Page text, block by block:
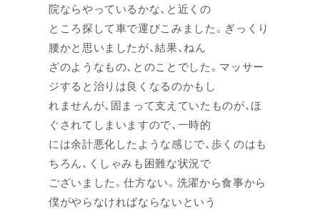
院ならやっているかな、と近くの
ところ探して車で運びこみました。ぎっくり
腰かと思いましたが、結果、ねん
ざのようなもの、とのことでした。マッサー
ジすると治りは良くなるのかもし
れませんが、固まって支えていたものが、ほ
ぐされてしまいますので、一時的
には余計悪化したような感じで、歩くのはも
ちろん、くしゃみも困難な状況で
ございました。仕方ない。洗濯から食事から
僕がやらなければならないという